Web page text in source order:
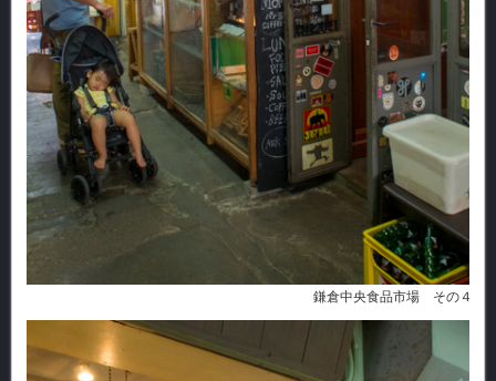
鎌倉中央食品市場 その４